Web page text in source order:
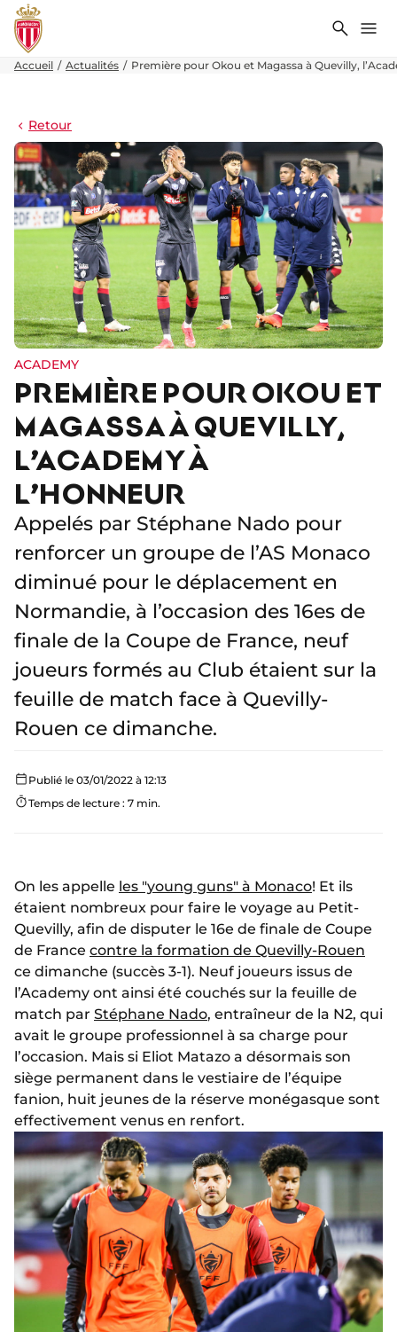
Accueil Actualités Première pour Okou et Magassa à Quevilly,
Retour
ACADEMY
PREMIÈRE POUR OKOU ET
MAGASSA À QUEVILLY,
L’ACADEMY À
L’HONNEUR
Appelés par Stéphane Nado pour
renforcer un groupe de l’AS Monaco
diminué pour le déplacement en
Normandie, à l’occasion des 16es de
finale de la Coupe de France, neuf
joueurs formés au Club étaient sur la
feuille de match face à Quevilly-
Rouen ce dimanche.
Publié le 03/01/2022 à 12:13
Temps de lecture : 7 min.
On les appelle les "young guns" à Monaco! Et ils
étaient nombreux pour faire le voyage au Petit-
Quevilly, afin de disputer le 16e de finale de Coupe
de France contre la formation de Quevilly-Rouen
ce dimanche (succès 3-1). Neuf joueurs issus de
l’Academy ont ainsi été couchés sur la feuille de
match par Stéphane Nado, entraîneur de la N2, qui
avait le groupe professionnel à sa charge pour
l’occasion. Mais si Eliot Matazo a désormais son
siège permanent dans le vestiaire de l’équipe
fanion, huit jeunes de la réserve monégasque sont
effectivement venus en renfort.